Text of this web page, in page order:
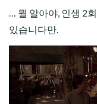
… 뭘 알아야, 인생 2
있습니다만.